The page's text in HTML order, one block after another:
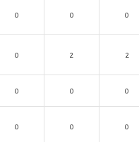
0 0 0
0 2 2
0 0 0
0 0 0